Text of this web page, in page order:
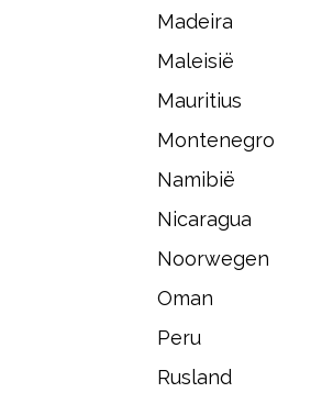
Madeira
Maleisië
Mauritius
Montenegro
Namibië
Nicaragua
Noorwegen
Oman
Peru
Rusland